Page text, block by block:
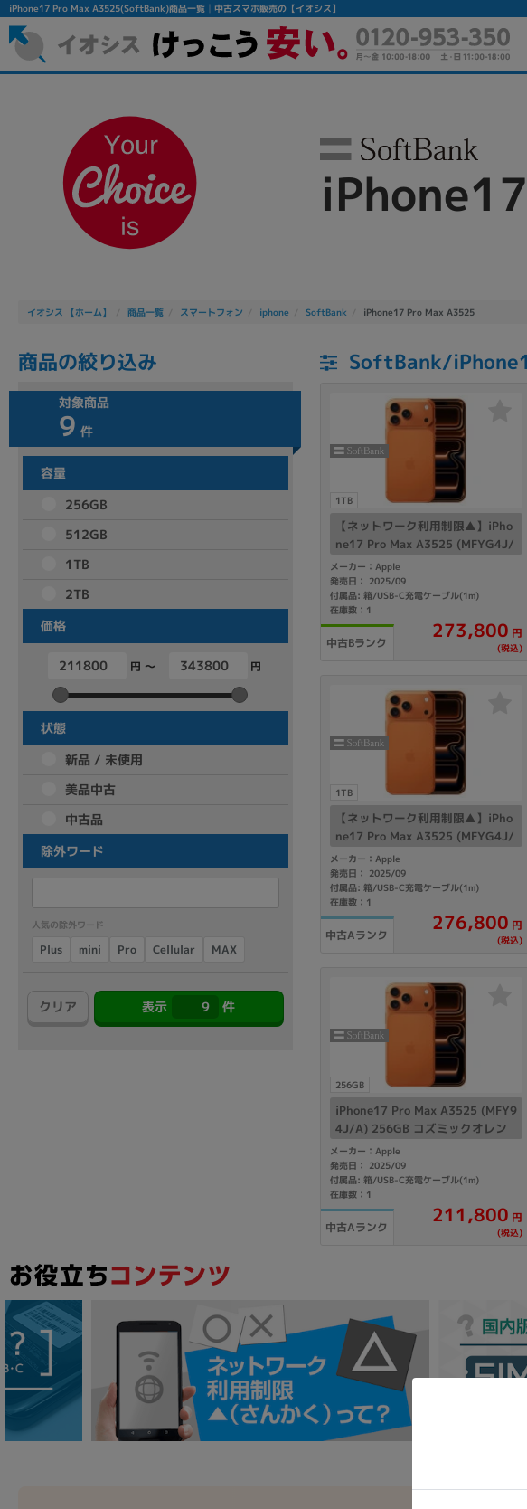
iPhone17 Pro Max A3525(SoftBank)商品一覧│中古スマホ販売の【イオシス】
イオシス 【ホーム】 商品一覧 スマートフォン iphone SoftBank iPhone17 Pro Max A3525
商品の絞り込み
対象商品
9 件
容量
256GB
512GB
1TB
2TB
価格
円 ～ 円
状態
新品 / 未使用
美品中古
中古品
除外ワード
人気の除外ワード
Plus mini Pro Cellular MAX
クリア 表示 9 件
SoftBank/
1TB
【ネットワーク利用制限▲】iPho
ne17 Pro Max A3525 (MFYG4J/
A) 1TB コズミックオレンジ 【So
ftBank版SIMフリー】
メーカー：Apple
発売日： 2025/09
付属品: 箱/USB-C充電ケーブル(1m)
在庫数：1
中古Bランク
273,800 円
(税込)
1TB
【ネットワーク利用制限▲】iPho
ne17 Pro Max A3525 (MFYG4J/
A) 1TB コズミックオレンジ 【So
ftBank版SIMフリー】
メーカー：Apple
発売日： 2025/09
付属品: 箱/USB-C充電ケーブル(1m)
在庫数：1
中古Aランク
276,800 円
(税込)
256GB
iPhone17 Pro Max A3525 (MFY9
4J/A) 256GB コズミックオレン
ジ 【SoftBank版SIMフリー】
メーカー：Apple
発売日： 2025/09
付属品: 箱/USB-C充電ケーブル(1m)
在庫数：1
中古Aランク
211,800 円
(税込)
フリーワード
人気の検索ワード： Let's note EliteBook MacBook
シリーズ
商品シリーズ名・ブランド名の絞り込み。
dynabook LAVIE FMV Let's note Thinkpad VAIO
aspire
機能・特徴
商品の搭載機能による絞り込み
Webカメラ内蔵
ランク
商品状態の絞り込み
新品/未使用 Aランク Bランク Cランク
アウトレット
各項目のチェックボックスは「or検索」となります。
ただし機能別のみ「and検索」となります。